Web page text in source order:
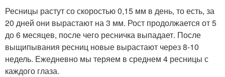
Ресницы растут со скоростью 0,15 мм в день, то есть, за
20 дней они вырастают на 3 мм. Рост продолжается от 5
до 6 месяцев, после чего ресничка выпадает. После
выщипывания ресниц новые вырастают через 8-10
недель. Ежедневно мы теряем в среднем 4 ресницы с
каждого глаза.